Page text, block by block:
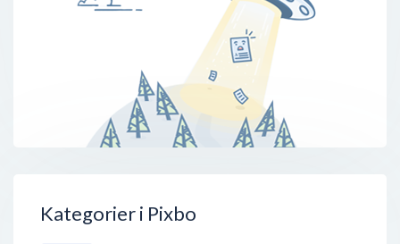
Kategorier i Pixbo